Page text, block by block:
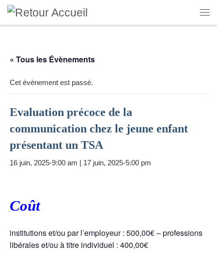
Skip to content
« Tous les Évènements
Cet évènement est passé.
Evaluation précoce de la
communication chez le jeune enfant
présentant un TSA
16 juin, 2025-9:00 am | 17 juin, 2025-5:00 pm
Coût
institutions et/ou par l’employeur : 500,00€ – professions
libérales et/ou à titre individuel : 400,00€